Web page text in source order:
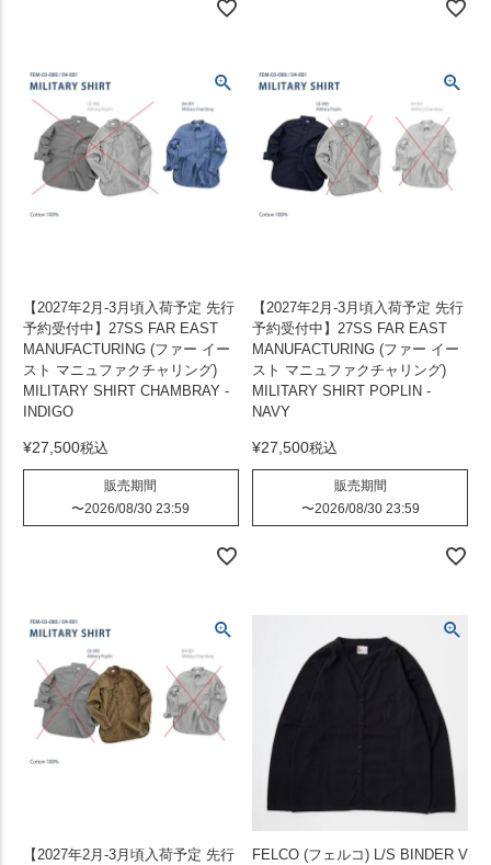
【2027年2月-3月頃入荷予定 先行
予約受付中】27SS FAR EAST
MANUFACTURING (ファー イー
スト マニュファクチャリング)
MILITARY SHIRT CHAMBRAY -
INDIGO
¥27,500税込
販売期間
〜2026/08/30 23:59
【2027年2月-3月頃入荷予定 先行
予約受付中】27SS FAR EAST
MANUFACTURING (ファー イー
スト マニュファクチャリング)
MILITARY SHIRT POPLIN -
NAVY
¥27,500税込
販売期間
〜2026/08/30 23:59
【2027年2月-3月頃入荷予定 先行
FELCO (フェルコ) L/S BINDER V